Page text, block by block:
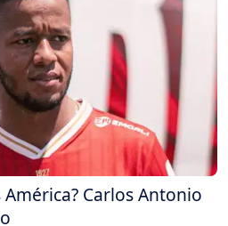
Carlos Antonio